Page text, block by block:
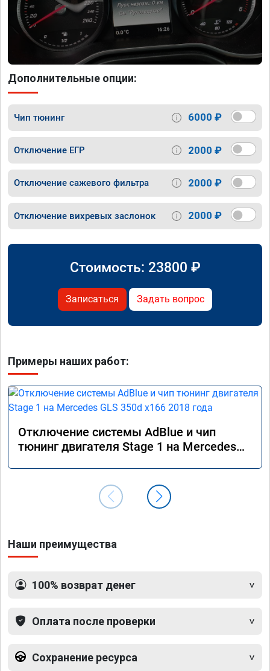
Дополнительные опции:
Чип тюнинг 6000 ₽
Отключение ЕГР 2000 ₽
Отключение сажевого фильтра 2000 ₽
Отключение вихревых заслонок 2000 ₽
Стоимость: 23800 ₽
Записаться Задать вопрос
Примеры наших работ:
Отключение системы AdBlue и чип
тюнинг двигателя Stage 1 на Mercedes
Наши преимущества
100% возврат денег
Оплата после проверки
Сохранение ресурса